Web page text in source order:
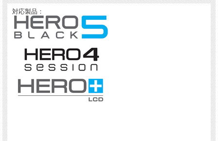
対応製品：